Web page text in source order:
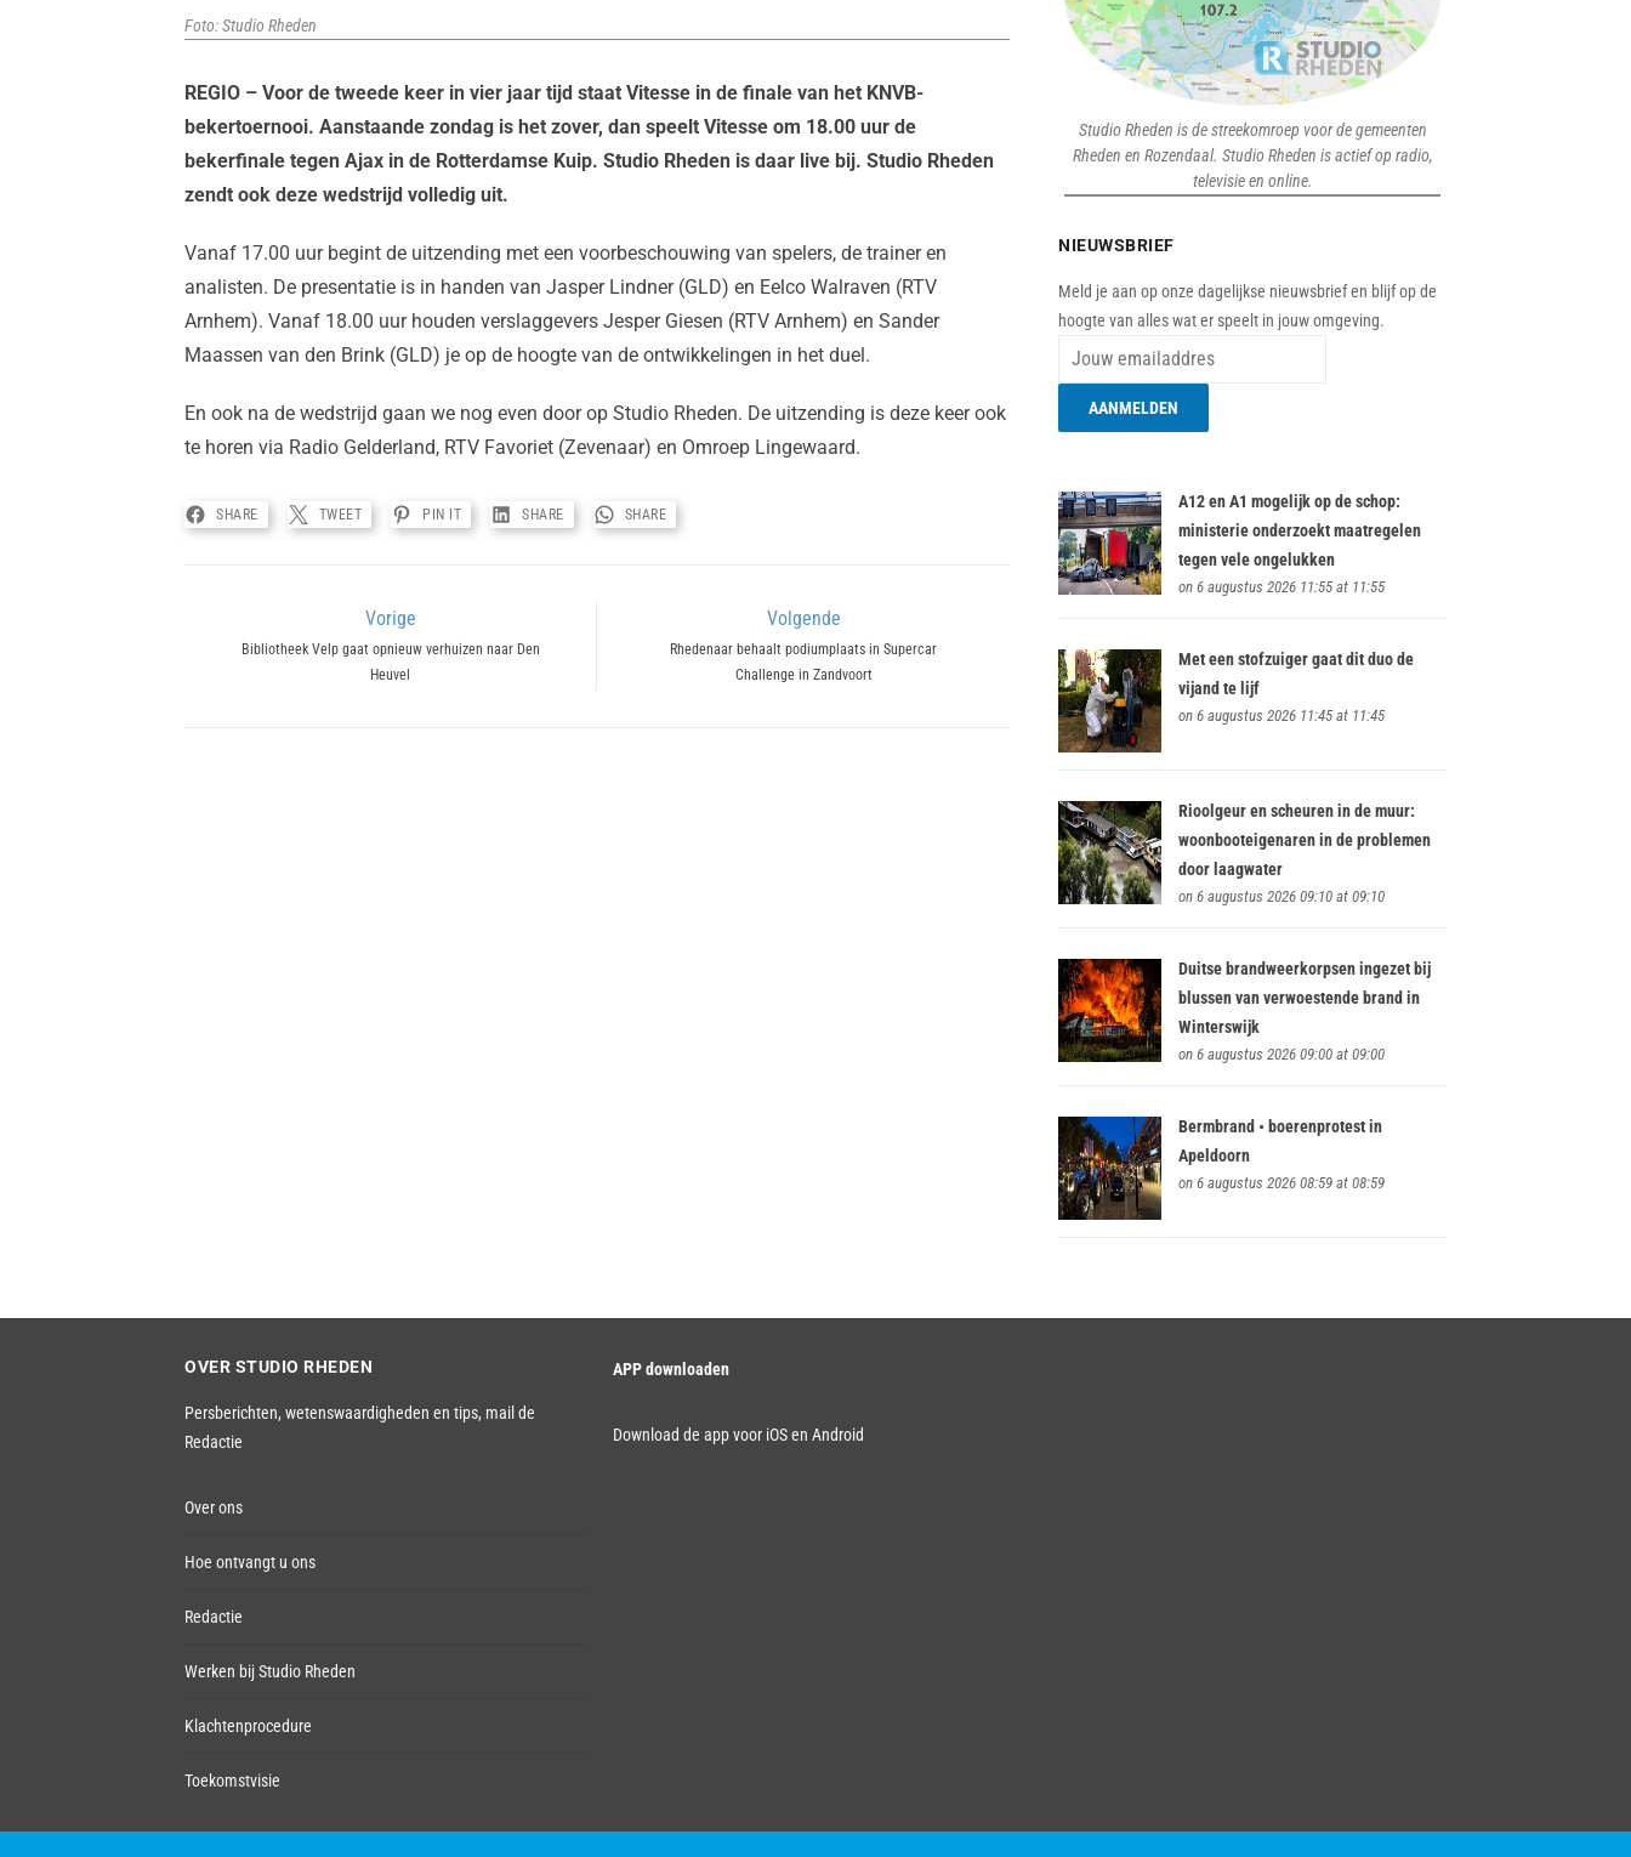
Foto: Studio Rheden
REGIO – Voor de tweede keer in vier jaar tijd staat Vitesse in de finale van het KNVB-
bekertoernooi. Aanstaande zondag is het zover, dan speelt Vitesse om 18.00 uur de
bekerfinale tegen Ajax in de Rotterdamse Kuip. Studio Rheden is daar live bij. Studio Rheden
zendt ook deze wedstrijd volledig uit.
Vanaf 17.00 uur begint de uitzending met een voorbeschouwing van spelers, de trainer en
analisten. De presentatie is in handen van Jasper Lindner (GLD) en Eelco Walraven (RTV
Arnhem). Vanaf 18.00 uur houden verslaggevers Jesper Giesen (RTV Arnhem) en Sander
Maassen van den Brink (GLD) je op de hoogte van de ontwikkelingen in het duel.
En ook na de wedstrijd gaan we nog even door op Studio Rheden. De uitzending is deze keer ook
te horen via Radio Gelderland, RTV Favoriet (Zevenaar) en Omroep Lingewaard.
SHARE TWEET PIN IT SHARE SHARE
navigatie
Vorige
Previous
Bibliotheek Velp gaat opnieuw verhuizen naar Den
Heuvel
Volgende
NextRhedenaar behaalt podiumplaats in Supercar
Challenge in Zandvoort
Studio Rheden is de streekomroep voor de gemeenten
Rheden en Rozendaal. Studio Rheden is actief op radio,
televisie en online.
NIEUWSBRIEF
Meld je aan op onze dagelijkse nieuwsbrief en blijf op de
hoogte van alles wat er speelt in jouw omgeving.
A12 en A1 mogelijk op de schop:
ministerie onderzoekt maatregelen
tegen vele ongelukken
on 6 augustus 2026 11:55 at 11:55
Met een stofzuiger gaat dit duo de
vijand te lijf
on 6 augustus 2026 11:45 at 11:45
Rioolgeur en scheuren in de muur:
woonbooteigenaren in de problemen
door laagwater
on 6 augustus 2026 09:10 at 09:10
Duitse brandweerkorpsen ingezet bij
blussen van verwoestende brand in
Winterswijk
on 6 augustus 2026 09:00 at 09:00
Bermbrand • boerenprotest in
Apeldoorn
on 6 augustus 2026 08:59 at 08:59
OVER STUDIO RHEDEN
Persberichten, wetenswaardigheden en tips, mail de
Redactie
Over ons
Hoe ontvangt u ons
Redactie
Werken bij Studio Rheden
Klachtenprocedure
Toekomstvisie
APP downloaden
Download de app voor iOS en Android